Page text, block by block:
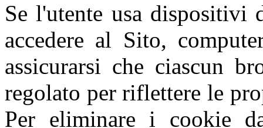
Se l'utente usa dispositivi
accedere al Sito,
assicurarsi che ciascun
regolato per riflettere le
Per eliminare i cookie